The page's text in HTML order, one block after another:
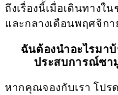
ถึงเรื่องนี้เมื่อเดินทางใ
และกลางเดือนพฤศจิก
ฉันต้องนำอะไรมาบ้
ประสบการณ์ซา
หากคุณจองกับเรา โปร